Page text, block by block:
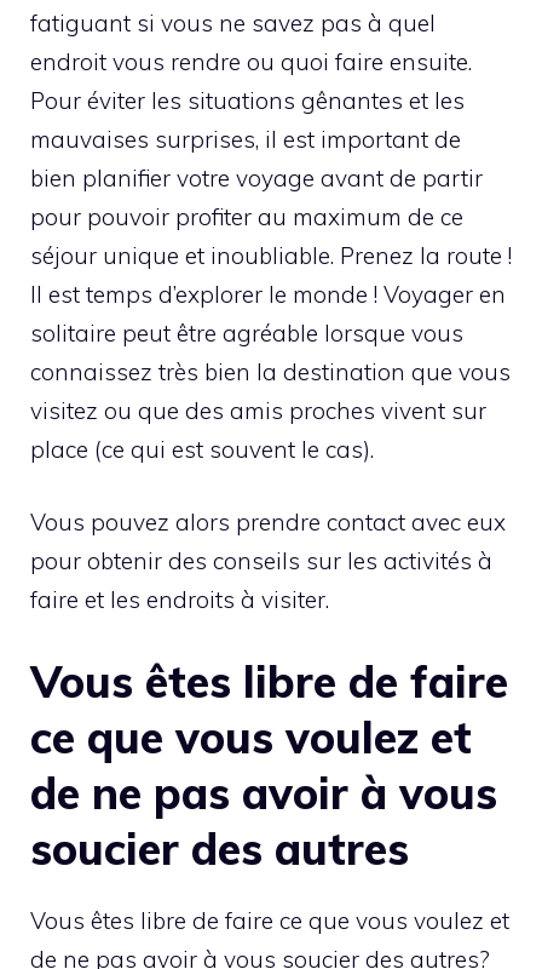
fatiguant si vous ne savez pas à quel
endroit vous rendre ou quoi faire ensuite.
Pour éviter les situations gênantes et les
mauvaises surprises, il est important de
bien planifier votre voyage avant de partir
pour pouvoir profiter au maximum de ce
séjour unique et inoubliable. Prenez la route !
Il est temps d’explorer le monde ! Voyager en
solitaire peut être agréable lorsque vous
connaissez très bien la destination que vous
visitez ou que des amis proches vivent sur
place (ce qui est souvent le cas).
Vous pouvez alors prendre contact avec eux
pour obtenir des conseils sur les activités à
faire et les endroits à visiter.
Vous êtes libre de faire
ce que vous voulez et
de ne pas avoir à vous
soucier des autres
Vous êtes libre de faire ce que vous voulez et
de ne pas avoir à vous soucier des autres?